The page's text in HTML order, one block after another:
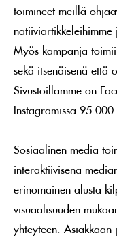
toimineet meillä
Myös kampanja
sekä itsenäisenä että
Sivustoillamme on
Instagramissa 95 000
Sosiaalinen media
interaktiivisena
erinomainen alusta
visuaalisuuden
yhteyteen.